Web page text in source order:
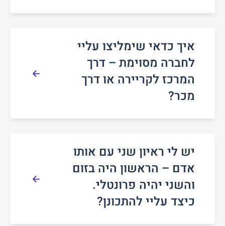
איך כדאי שימליצו עליי
לחברה מסוימת – דרך
המרכז לקריירה או דרך
מכר?
יש לי ראיון שני עם אותו
אדם – הראשון היה בזום
והשני יהיה פרונטלי.
כיצד עליי להתכונן?